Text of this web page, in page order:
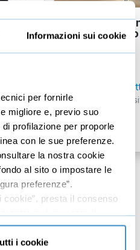
Informazioni sui cookie
per fornirle
migliore e, previo suo
profilazione per proporle
con le sue preferenze.
la nostra cookie
al sito o impostare le
preferenze”.
cookie”, presta il consenso
può revocare il
solo cookie necessari” e
necessari al corretto
i cookie
team
Come parlare
(secondo
Piero
Conduttore
€147,00+IVA
(ed ex) di: